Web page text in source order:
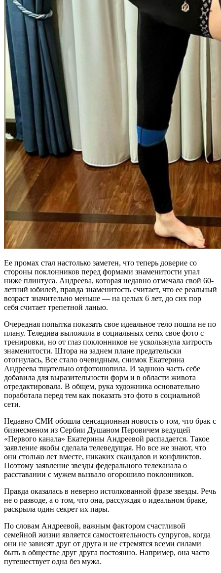
Ее промах стал настолько заметен, что теперь доверие со
стороны поклонников перед формами знаменитости упал
ниже плинтуса. Андреева, которая недавно отмечала свой 60-
летний юбилей, правда знаменитость считает, что ее реальный
возраст значительно меньше — на целых 6 лет, до сих пор
себя считает трепетной ланью.
Очередная попытка показать свое идеальное тело пошла не по
плану. Теледива выложила в социальных сетях свое фото с
тренировки, но от глаз поклонников не ускользнула хитрость
знаменитости. Штора на заднем плане предательски
отогнулась, Все стало очевидным, снимок Екатерина
Андреева тщательно отфотошопила. И заднюю часть себе
добавила для выразительности форм и в области живота
отредактировала. В общем, рука художника основательно
поработала перед тем как показать это фото в социальной
сети.
Недавно СМИ обошла сенсационная новость о том, что брак с
бизнесменом из Сербии Душаном Перовичем ведущей
«Первого канала» Екатерины Андреевой распадается. Такое
заявление якобы сделала телеведущая. Но все же знают, что
они столько лет вместе, никаких скандалов и конфликтов.
Поэтому заявление звезды федерального телеканала о
расставании с мужем вызвало огорошило поклонников.
Правда оказалась в неверно истолкованной фразе звезды. Речь
не о разводе, а о том, что она, рассуждая о идеальном браке,
раскрыла один секрет их пары.
По словам Андреевой, важным фактором счастливой
семейной жизни является самостоятельность супругов, когда
они не зависят друг от друга и не стремятся всеми силами
быть в обществе друг друга постоянно. Например, она часто
путешествует одна без мужа.